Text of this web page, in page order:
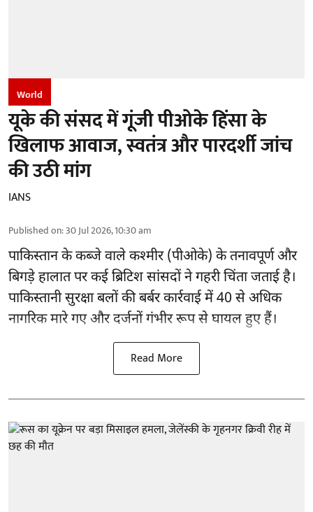
World
यूके की संसद में गूंजी पीओके हिंसा के
खिलाफ आवाज, स्वतंत्र और पारदर्शी जांच
की उठी मांग
IANS
Published on:30 Jul 2026, 10:30 am
पाकिस्तान के कब्जे वाले कश्मीर(पीओके) के तनावपूर्ण और
बिगड़े हालात पर कई ब्रिटिश सांसदों ने गहरी चिंता जताई है।
पाकिस्तानी सुरक्षा बलों की बर्बर कार्रवाई में 40 से अधिक
नागरिक मारे गए और दर्जनों गंभीर रूप से घायल हुए हैं।
Read More